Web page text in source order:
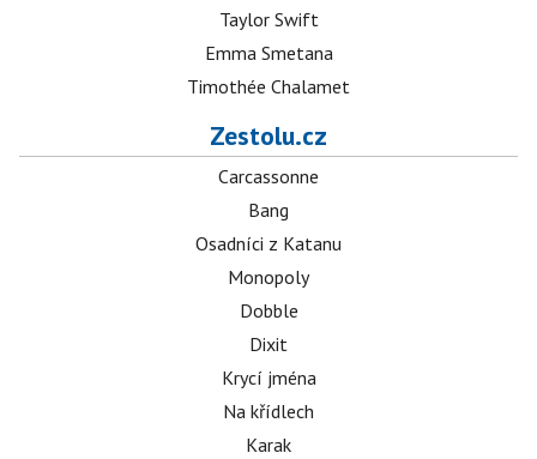
Taylor Swift
Emma Smetana
Timothée Chalamet
Zestolu.cz
Carcassonne
Bang
Osadníci z Katanu
Monopoly
Dobble
Dixit
Krycí jména
Na křídlech
Karak